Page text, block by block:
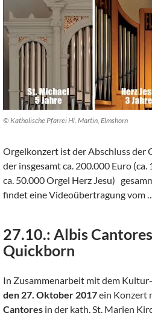
© Katholische Pfarrei Hl. Martin, Elmshorn
Orgelkonzert ist der Abschluss der
der insgesamt ca. 200.000 Euro
ca. 50.000 Orgel Herz Jesu)
findet eine Videoübertragung vom
27.10.: Albis
Quickborn
In Zusammenarbeit mit dem
den 27. Oktober 2017ein Konzert
Cantores in der kath. St. Marien